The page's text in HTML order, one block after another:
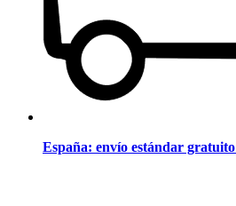
España: envío estándar gratuito